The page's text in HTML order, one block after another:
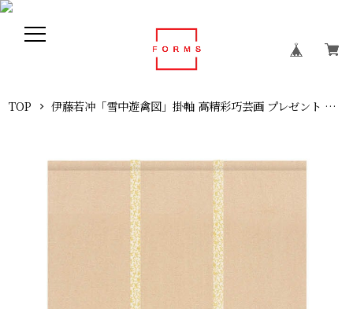
TOP 伊藤若冲「雪中遊禽図」掛軸 高精彩巧芸画 プレゼント ギフト 日本画